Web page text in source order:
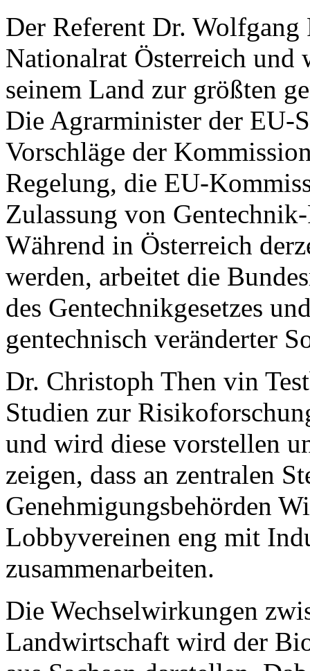
Der Referent Dr.
Nationalrat Österreich
seinem Land zur größten
Die Agrarminister der EU-
Vorschläge der
Regelung, die EU-
Zulassung von
Während in Österreich
werden, arbeitet die
des Gentechnikgesetzes
gentechnisch veränderter
Dr. Christoph Then vin
Studien zur
und wird diese vorstellen
zeigen, dass an zentralen
Genehmigungsbehörden
Lobbyvereinen eng mit
zusammenarbeiten.
Die Wechselwirkungen
Landwirtschaft wird der